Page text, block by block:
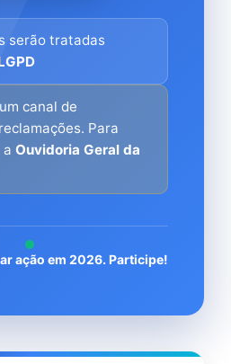
serão tratadas
um canal de
Para
a Ouvidoria Geral da
ação em 2026. Participe!